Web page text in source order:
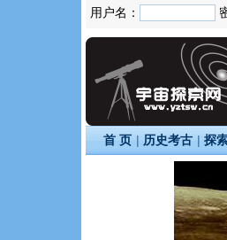
用户名：
首 页 | 历史考古 | 探